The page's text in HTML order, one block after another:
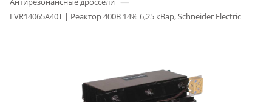
LVR14065A40T | Реактор 400В 14% 6,25 кВар, Schneider Electric